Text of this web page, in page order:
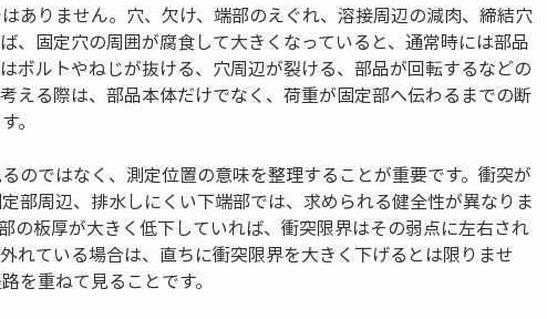
ありません。穴、欠け、端部のえぐれ、溶接周辺の減肉、締結穴
、固定穴の周囲が腐食して大きくなっていると、通常時には部品
ボルトやねじが抜ける、穴周辺が裂ける、部品が回転するなどの
える際は、部品本体だけでなく、荷重が固定部へ伝わるまでの断
。
のではなく、測定位置の意味を整理することが重要です。衝突が
部周辺、排水しにくい下端部では、求められる健全性が異なりま
の板厚が大きく低下していれば、衝突限界はその弱点に左右され
れている場合は、直ちに衝突限界を大きく下げるとは限りませ
を重ねて見ることです。